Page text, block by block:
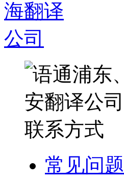
常见问题